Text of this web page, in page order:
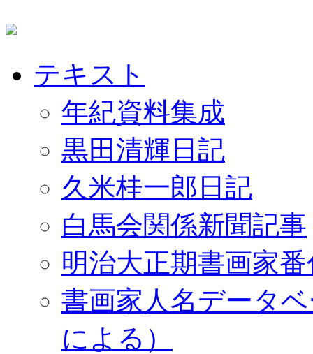
テキスト
年紀資料集成
黒田清輝日記
久米桂一郎日記
白馬会関係新聞記事
明治大正期書画家
書画家人名データ
による）